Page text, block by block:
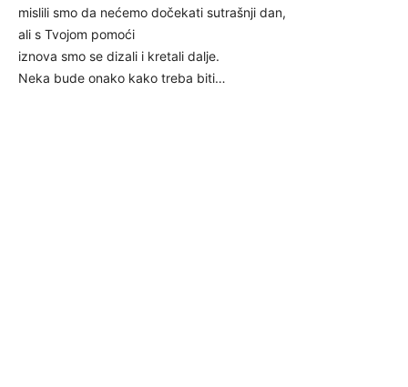
mislili smo da nećemo dočekati sutrašnji dan,
ali s Tvojom pomoći
iznova smo se dizali i kretali dalje.
Neka bude onako kako treba biti…